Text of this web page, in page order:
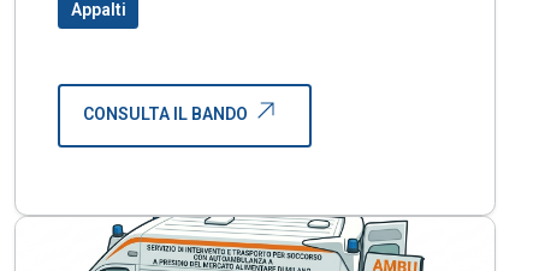
Categoria correlata:
Appalti
CONSULTA IL BANDO